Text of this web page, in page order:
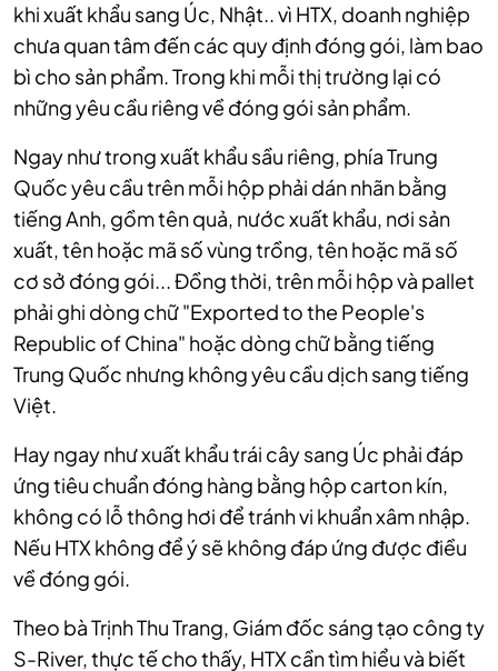
khi xuất khẩu sang Úc, Nhật.. vì HTX, doanh nghiệp
chưa quan tâm đến các quy định đóng gói, làm bao
bì cho sản phẩm. Trong khi mỗi thị trường lại có
những yêu cầu riêng về đóng gói sản phẩm.
Ngay như trong xuất khẩu sầu riêng, phía Trung
Quốc yêu cầu trên mỗi hộp phải dán nhãn bằng
tiếng Anh, gồm tên quả, nước xuất khẩu, nơi sản
xuất, tên hoặc mã số vùng trồng, tên hoặc mã số
cơ sở đóng gói... Đồng thời, trên mỗi hộp và pallet
phải ghi dòng chữ "Exported to the People's
Republic of China" hoặc dòng chữ bằng tiếng
Trung Quốc nhưng không yêu cầu dịch sang tiếng
Việt.
Hay ngay như xuất khẩu trái cây sang Úc phải đáp
ứng tiêu chuẩn đóng hàng bằng hộp carton kín,
không có lỗ thông hơi để tránh vi khuẩn xâm nhập.
Nếu HTX không để ý sẽ không đáp ứng được điều
về đóng gói.
Theo bà Trịnh Thu Trang, Giám đốc sáng tạo công ty
S-River, thực tế cho thấy, HTX cần tìm hiểu và biết